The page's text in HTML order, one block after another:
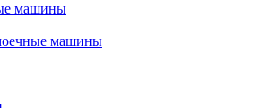
машины
машины